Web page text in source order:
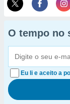
O tempo no
Eu li e aceito a